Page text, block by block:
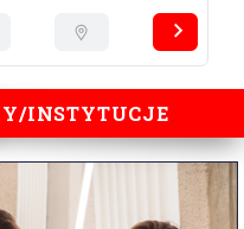
INSTYTUCJE